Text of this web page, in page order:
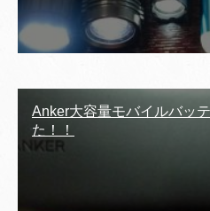
Anker大容量モバイルバッ
た！！